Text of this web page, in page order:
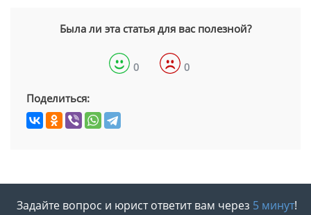
Была ли эта статья для вас полезной?
0 0
Поделиться:
Задайте вопрос и юрист ответит вам через 5 минут!